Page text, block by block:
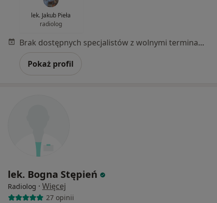
lek. Jakub Pieła
radiolog
Brak dostępnych specjalistów z wolnymi terminami w tym centrum medycznym.
Pokaż profil
lek. Bogna Stępień
Radiolog · Więcej
27 opinii